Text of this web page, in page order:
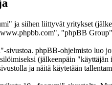
ja siihen liittyvät yritykset
"phpBB
phpBB-ohjelmisto luo
(jälkeenpäin
ja näitä käytetään